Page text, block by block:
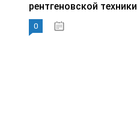
рентгеновской техники
0